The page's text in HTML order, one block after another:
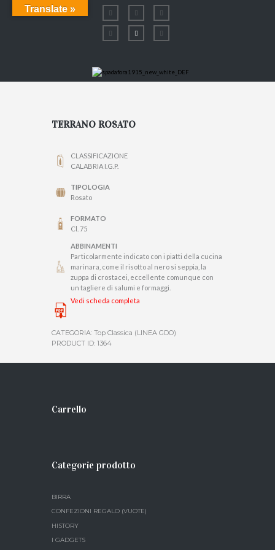
TERRANO ROSATO
CLASSIFICAZIONE
CALABRIA I.G.P.
TIPOLOGIA
Rosato
FORMATO
Cl. 75
ABBINAMENTI
Particolarmente indicato con i piatti della cucina
marinara, come il risotto al nero si seppia, la
zuppa di crostacei, eccellente comunque con
un tagliere di salumi e formaggi.
Vedi scheda completa
CATEGORIA: Top Classica (LINEA GDO)
PRODUCT ID: 1364
Carrello
Categorie prodotto
BIRRA
CONFEZIONI REGALO (VUOTE)
HISTORY
I GADGETS
Translate »